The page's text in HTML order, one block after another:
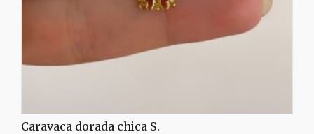
Caravaca dorada chica S.